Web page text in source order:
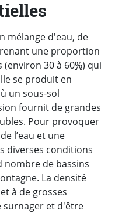
mélange d'eau, de
une proportion
(environ 30 à 60%) qui
se produit en
un sous-sol
fournit de grandes
Pour provoquer
l’eau et une
diverses conditions
nombre de bassins
La densité
à de grosses
surnager et d'être